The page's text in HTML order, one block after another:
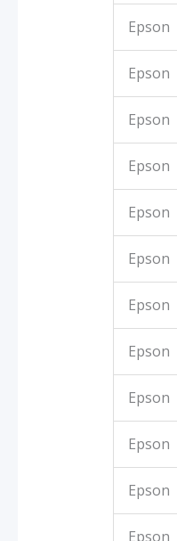
Epson
Epson
Epson
Epson
Epson
Epson
Epson
Epson
Epson
Epson
Epson
Epson